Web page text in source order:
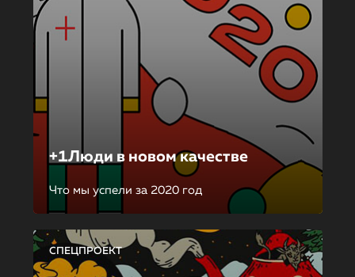
+1Люди в новом качестве
Что мы успели за 2020 год
СПЕЦПРОЕКТ